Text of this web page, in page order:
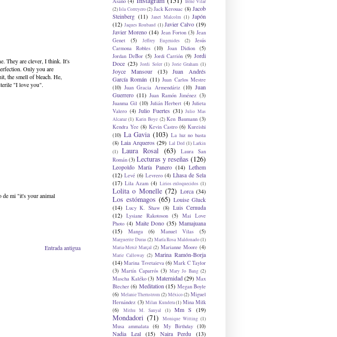
They are clever, I think. It's
Only you are
the smell of bleach. He,
"I love you".
de mi "it's your animal
Entrada antigua
(2)Isla Correyero(2) Jack Kerouac (8) Jacob
Steinberg (11) Janet Malcolm (1) Japón
(12) Jaques Roubaud (1) Javier Calvo (19)
Javier Moreno (14) Jean Forton (3) Jean
Genet
(5) Jeffrey Eugenides (2)
Jesús
Carmona Robles
(10) Joan Didion
(5)
Jordan DeBor (5) Jordi Carrión (9) Jordi
Doce (23) Jordi Soler (1) Jorie Graham (1)
Joyce Mansour (13)
Juan Andrés
García Román (11) Juan Carlos Mestre
(10) Juan Gracia Armendáriz (10) Juan
Guerrero (11) Juan Ramón Jiménez (3)
Juanma Gil (10) Julián Herbert (4) Julieta
Valero (4) Julio Fuertes (31) Julio Mas
Alcaraz (1) Karin Boye (2) Ken Baumann (3)
Kendra Yee (8) Kevin Castro (6) Kureishi
(10) La Gavia (103) La luz no basta
(8) Laia Arqueros (29) Lal Ded (1) Larkin
(1)
Laura Rosal (63)
Laura San
Román (3) Lecturas y reseñas (126)
Leopoldo María Panero (14) Lethem
(12) Levé (6) Levrero (4) Lhasa de Sela
(17) Lila Azam (4) Lirios enloquecidos (1)
Lolita o Monelle (72) Lorca (34)
Los estómagos (65) Louise Gluck
(14) Lucy K. Shaw (8) Luis Cernuda
(12) Lysiane Rakotoson (5)
Mai Love
Photo (4) Maite Dono (35) Mamajuana
(15)
Manga (6) Manuel Vilas (5)
Marguerite Duras(2) María Rosa Maldonado(1)
Maria-Mercè Marçal (2) Marianne Moore (4)
Marie Calloway (2) Marina Ramón-Borja
(14) Marina Tsvetaieva (6) Mark C Taylor
(3) Martín Caparrós (3) Mary Jo Bang (2)
Mascha Kaléko (3) Maternidad (29) Max
Blecher (6) Meditation (15) Megan Boyle
(6) Melanie Thernstrom (2) México (2) Miguel
Hernández (3) Milan Kundera(1) Mina Milk
(6)
Mithu M. Sanyal (1) Mm S (19)
Mondadori (71) Monique Witting (1)
Musa ammalata (6) My Birthday (10)
Nadia Leal (15) Naira Perdu
(13)